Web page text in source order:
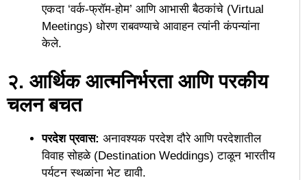
एकदा ‘वर्क-फ्रॉम-होम’ आणि आभासी बैठकांचे (Virtual
Meetings) धोरण राबवण्याचे आवाहन त्यांनी कंपन्यांना
केले.
२. आर्थिक आत्मनिर्भरता आणि परकीय
चलन बचत
परदेश प्रवास: अनावश्यक परदेश दौरे आणि परदेशातील
विवाह सोहळे (Destination Weddings) टाळून भारतीय
पर्यटन स्थळांना भेट द्यावी.